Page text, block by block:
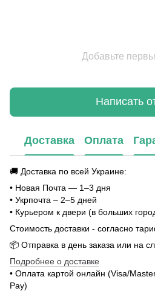
Добавьте
Написать
Доставка Оплата
🚚 Доставка по всей Украине:
• Новая Почта — 1–3 дня
• Укрпочта – 2–5 дней
• Курьером к двери (в больших
Стоимость доставки - согласно
📦 Отправка в день заказа или на
Подробнее о доставке
• Оплата картой онлайн (Visa/
Pay)